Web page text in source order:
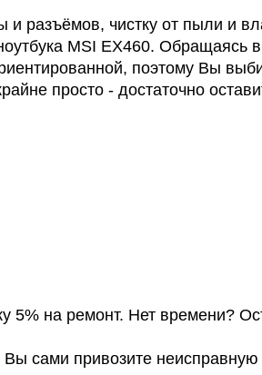
и разъёмов, чистку от пыли и
MSI EX460.
поэтому Вы
просто - достаточно
5% на ремонт. Нет времени?
сами привозите